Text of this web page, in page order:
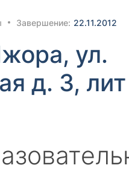
Завершение: 22.11.2012
ул.
д. 3,